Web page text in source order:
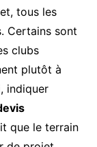
tous les
Certains sont
clubs
plutôt à
indiquer
que le terrain